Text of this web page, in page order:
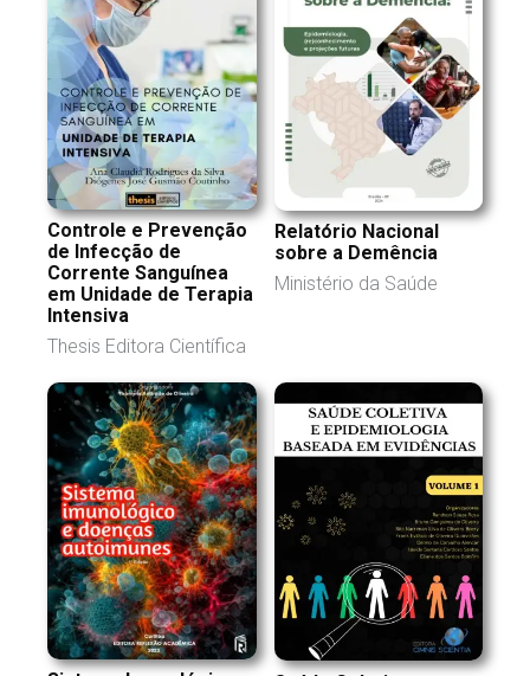
Controle e Prevenção
de Infecção de
Corrente Sanguínea
em Unidade de Terapia
Intensiva
Thesis Editora Científica
Relatório Nacional
sobre a Demência
Ministério da Saúde